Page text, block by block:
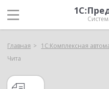
Главная 1С:Комплексная
Чита